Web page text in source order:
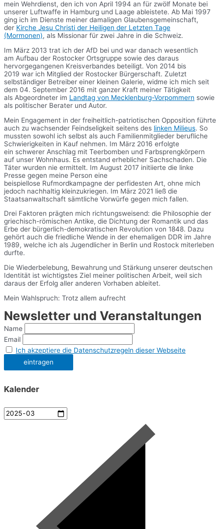
mein Wehrdienst, den ich von April 1994 an für zwölf Monate bei
unserer Luftwaffe in Hamburg und Laage ableistete. Ab Mai 1997
ging ich im Dienste meiner damaligen Glaubensgemeinschaft,
der Kirche Jesu Christi der Heiligen der Letzten Tage
(Mormonen), als Missionar für zwei Jahre in die Schweiz.
Im März 2013 trat ich der AfD bei und war danach wesentlich
am Aufbau der Rostocker Ortsgruppe sowie des daraus
hervorgegangenen Kreisverbandes beteiligt. Von 2014 bis
2019 war ich Mitglied der Rostocker Bürgerschaft. Zuletzt
selbständiger Betreiber einer kleinen Galerie, widme ich mich seit
dem 04. September 2016 mit ganzer Kraft meiner Tätigkeit
als Abgeordneter im Landtag von Mecklenburg-Vorpommern sowie
als politischer Berater und Autor.
Mein Engagement in der freiheitlich-patriotischen Opposition führte
auch zu wachsender Feindseligkeit seitens des linken Milieus. So
mussten sowohl ich selbst als auch Familienmitglieder berufliche
Schwierigkeiten in Kauf nehmen. Im März 2016 erfolgte
ein schwerer Anschlag mit Teerbomben und Farbsprengkörpern
auf unser Wohnhaus. Es entstand erheblicher Sachschaden. Die
Täter wurden nie ermittelt. Im August 2017 initiierte die linke
Presse gegen meine Person eine
beispiellose Rufmordkampagne der perfidesten Art, ohne mich
jedoch nachhaltig kleinzukriegen. Im März 2021 ließ die
Staatsanwaltschaft sämtliche Vorwürfe gegen mich fallen.
Drei Faktoren prägten mich richtungsweisend: die Philosophie der
griechisch-römischen Antike, die Dichtung der Romantik und das
Erbe der bürgerlich-demokratischen Revolution von 1848. Dazu
gehört auch die friedliche Wende in der ehemaligen DDR im Jahre
1989, welche ich als Jugendlicher in Berlin und Rostock miterleben
durfte.
Die Wiederbelebung, Bewahrung und Stärkung unserer deutschen
Identität ist wichtigstes Ziel meiner politischen Arbeit, weil sich
daraus der Erfolg aller anderen Vorhaben ableitet.
Mein Wahlspruch: Trotz allem aufrecht
Newsletter und Veranstaltungen
Name
Email
Ich akzeptiere die Datenschutzregeln dieser Webseite
Kalender